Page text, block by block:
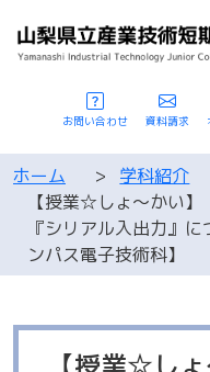
お問い合わせ 資料請求
ホーム > 学科紹介
【授業☆しょ～かい
『シリアル入出力』
ンパス電子技術科】